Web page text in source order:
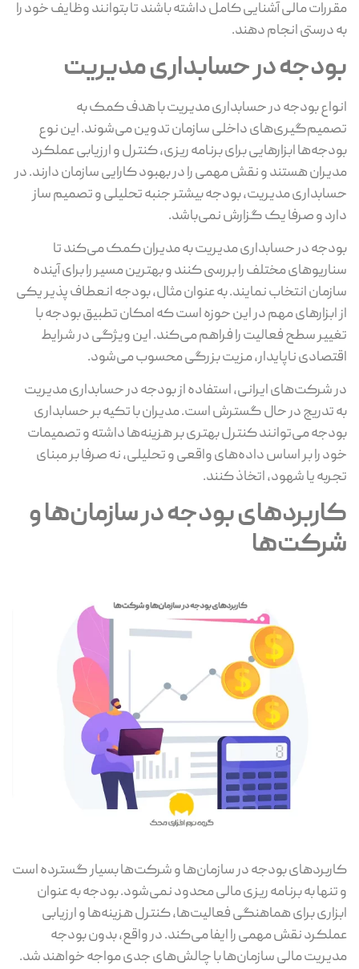
مقررات مالی آشنایی کامل داشته باشند تا بتوانند وظایف خود را
به‌ درستی انجام دهند.
بودجه در حسابداری مدیریت
انواع بودجه در حسابداری مدیریت با هدف کمک به
تصمیم‌گیری‌های داخلی سازمان تدوین می‌شوند. این نوع
بودجه‌ها ابزارهایی برای برنامه‌ ریزی، کنترل و ارزیابی عملکرد
مدیران هستند و نقش مهمی را در بهبود کارایی سازمان دارند. در
حسابداری مدیریت، بودجه بیشتر جنبه تحلیلی و تصمیم‌ ساز
دارد و صرفا یک گزارش نمی‌باشد.
بودجه در حسابداری مدیریت به مدیران کمک می‌کند تا
سناریوهای مختلف را بررسی کنند و بهترین مسیر را برای آینده
سازمان انتخاب نمایند. به عنوان مثال، بودجه انعطاف‌ پذیر یکی
از ابزارهای مهم در این حوزه است که امکان تطبیق بودجه با
تغییر سطح فعالیت را فراهم می‌کند. این ویژگی در شرایط
اقتصادی ناپایدار، مزیت بزرگی محسوب می‌شود.
در شرکت‌های ایرانی، استفاده از بودجه در حسابداری مدیریت
به‌ تدریج در حال گسترش است. مدیران با تکیه بر حسابداری
بودجه می‌توانند کنترل بهتری بر هزینه‌ها داشته و تصمیمات
خود را بر اساس داده‌های واقعی و تحلیلی، نه صرفا بر مبنای
تجربه یا شهود، اتخاذ کنند.
کاربردهای بودجه در سازمان‌ها و
شرکت‌ها
کاربردهای بودجه در سازمان‌ها و شرکت‌ها بسیار گسترده است
و تنها به برنامه‌ ریزی مالی محدود نمی‌شود. بودجه به‌ عنوان
ابزاری برای هماهنگی فعالیت‌ها، کنترل هزینه‌ها و ارزیابی
عملکرد نقش مهمی را ایفا می‌کند. در واقع، بدون بودجه
مدیریت مالی سازمان‌ها با چالش‌های جدی مواجه خواهند شد.